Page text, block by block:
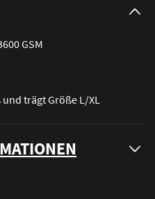
GSM
trägt Größe L/XL